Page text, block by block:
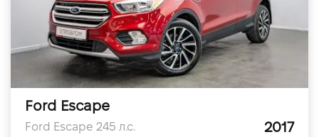
Ford Escape
Ford Escape 245 л.с. 2017